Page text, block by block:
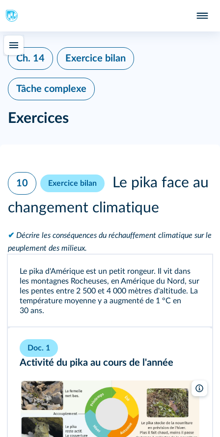
Ch. 14 Exercice bilan
Tâche complexe
Exercices
10 Exercice bilan
Le pika face au
changement climatique
✔ Décrire les conséquences du réchauffement climatique sur le
peuplement des milieux.
Le pika d'Amérique est un petit rongeur. Il vit dans
les montagnes Rocheuses, en Amérique du Nord, sur
les pentes entre 2 500 et 4 000 mètres d'altitude. La
température moyenne y a augmenté de 1 °C en
30 ans.
Doc. 1
Activité du pika au cours de l'année